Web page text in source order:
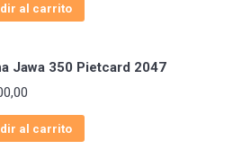
al carrito
Jawa 350 Pietcard 2047
al carrito